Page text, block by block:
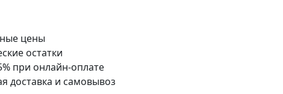
цены
остатки
при онлайн-оплате
доставка и самовывоз